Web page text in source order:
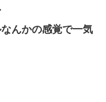
んかの感覚で一気